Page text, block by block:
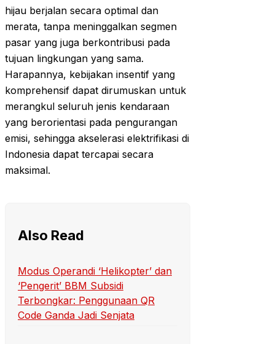
hijau berjalan secara optimal dan
merata, tanpa meninggalkan segmen
pasar yang juga berkontribusi pada
tujuan lingkungan yang sama.
Harapannya, kebijakan insentif yang
komprehensif dapat dirumuskan untuk
merangkul seluruh jenis kendaraan
yang berorientasi pada pengurangan
emisi, sehingga akselerasi elektrifikasi di
Indonesia dapat tercapai secara
maksimal.
Also Read
Modus Operandi ‘Helikopter’ dan
‘Pengerit’ BBM Subsidi
Terbongkar: Penggunaan QR
Code Ganda Jadi Senjata